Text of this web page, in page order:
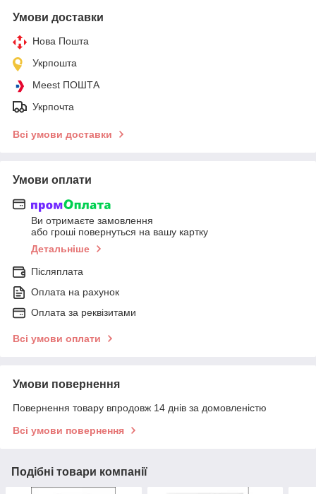
Умови доставки
Нова Пошта
Укрпошта
Meest ПОШТА
Укрпочта
Всі умови доставки
Умови оплати
Ви отримаєте замовлення
або гроші повернуться на вашу картку
Детальніше
Післяплата
Оплата на рахунок
Оплата за реквізитами
Всі умови оплати
Умови повернення
Повернення товару впродовж 14 днів за домовленістю
Всі умови повернення
Подібні товари компанії